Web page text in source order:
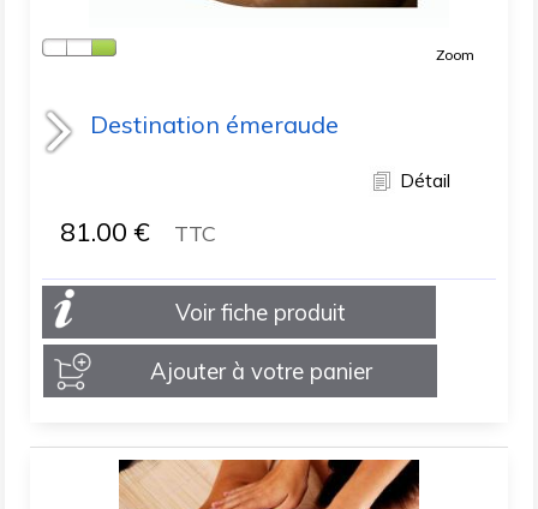
Zoom
Destination émeraude
Détail
81.00 € TTC
Voir fiche produit
Ajouter à votre panier